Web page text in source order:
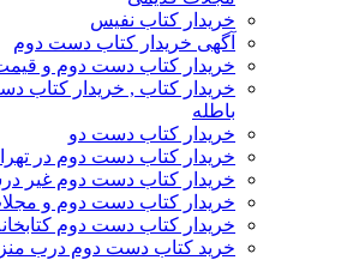
خریدار کتاب نفیس
آگهی خریدار کتاب دست دوم
خریدار کتاب دست دوم و
خریدار کتاب , خریدار کتاب
باطله
خریدار کتاب دست دو
خریدار کتاب دست دوم در
خریدار کتاب دست دوم غیر
خریدار کتاب دست دوم و
خریدار کتاب دست دوم
خرید کتاب دست دوم درب